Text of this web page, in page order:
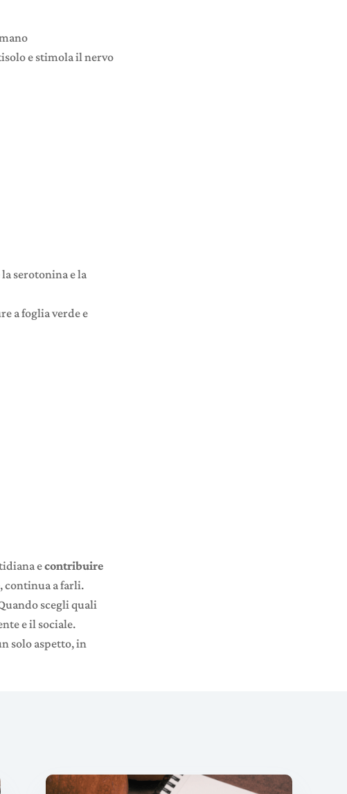
e stimola il nervo
serotonina e la
a foglia verde e
econtribuire
continua a farli.
scegli quali
e il sociale.
solo aspetto, in